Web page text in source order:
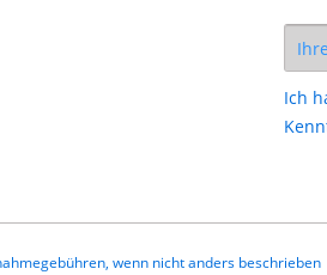
Ich
wenn nicht anders beschrieben